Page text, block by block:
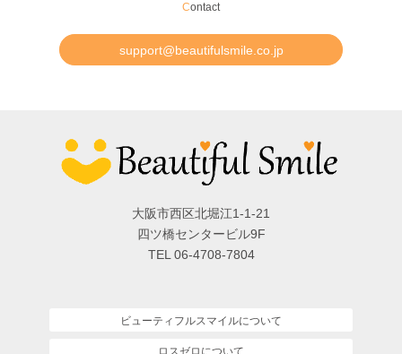
Contact
support@beautifulsmile.co.jp
大阪市西区北堀江1-1-21
四ツ橋センタービル9F
TEL 06-4708-7804
ビューティフルスマイルについて
ロスゼロについて